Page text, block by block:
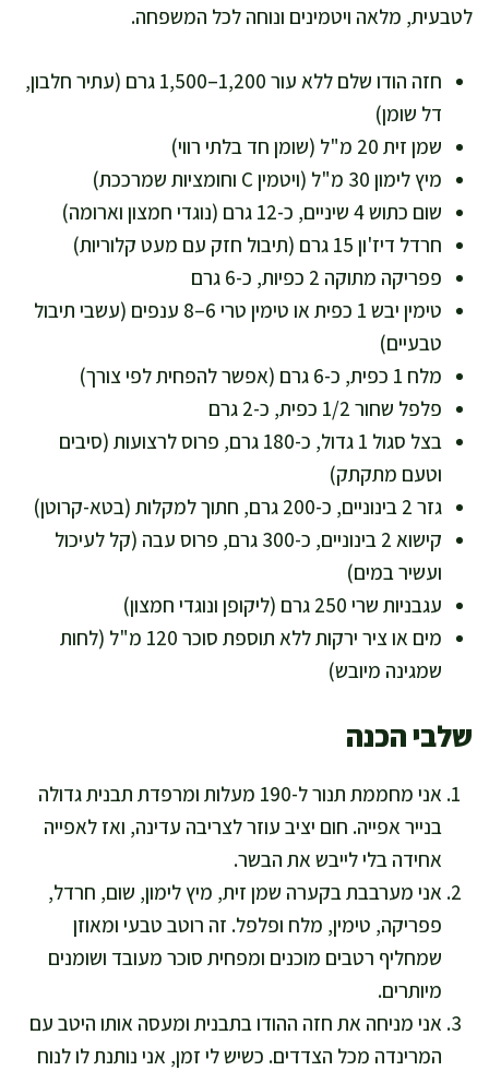
לטבעית, מלאה ויטמינים ונוחה לכל המשפחה.
חזה הודו שלם ללא עור 1,200–1,500 גרם (עתיר חלבון,
דל שומן)
שמן זית 20 מ"ל (שומן חד בלתי רווי)
מיץ לימון 30 מ"ל (ויטמין C וחומציות שמרככת)
שום כתוש 4 שיניים, כ-12 גרם (נוגדי חמצון וארומה)
חרדל דיז'ון 15 גרם (תיבול חזק עם מעט קלוריות)
פפריקה מתוקה 2 כפיות, כ-6 גרם
טימין יבש 1 כפית או טימין טרי 6–8 ענפים (עשבי תיבול
טבעיים)
מלח 1 כפית, כ-6 גרם (אפשר להפחית לפי צורך)
פלפל שחור 1/2 כפית, כ-2 גרם
בצל סגול 1 גדול, כ-180 גרם, פרוס לרצועות (סיבים
וטעם מתקתק)
גזר 2 בינוניים, כ-200 גרם, חתוך למקלות (בטא-קרוטן)
קישוא 2 בינוניים, כ-300 גרם, פרוס עבה (קל לעיכול
ועשיר במים)
עגבניות שרי 250 גרם (ליקופן ונוגדי חמצון)
מים או ציר ירקות ללא תוספת סוכר 120 מ"ל (לחות
שמגינה מיובש)
שלבי הכנה
אני מחממת תנור ל-190 מעלות ומרפדת תבנית גדולה
בנייר אפייה. חום יציב עוזר לצריבה עדינה, ואז לאפייה
אחידה בלי לייבש את הבשר.
אני מערבבת בקערה שמן זית, מיץ לימון, שום, חרדל,
פפריקה, טימין, מלח ופלפל. זה רוטב טבעי ומאוזן
שמחליף רטבים מוכנים ומפחית סוכר מעובד ושומנים
מיותרים.
אני מניחה את חזה ההודו בתבנית ומעסה אותו היטב עם
המרינדה מכל הצדדים. כשיש לי זמן, אני נותנת לו לנוח